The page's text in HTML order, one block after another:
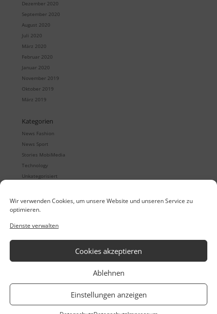
Wir verwenden Cookies, um unsere Website und unseren Service zu
optimieren.
Dienste verwalten
Cookies akzeptieren
Ablehnen
Einstellungen anzeigen
Dezember 2020
September 2020
August 2020
Juli 2020
März 2020
Februar 2020
Januar 2020
November 2019
Oktober 2019
März 2019
Kategorien
News Fashion
News Sport
Stories MobiMedia
Technology
Unkategorisiert
Quintet24
Retailorganisation
Service/Support
Impressum